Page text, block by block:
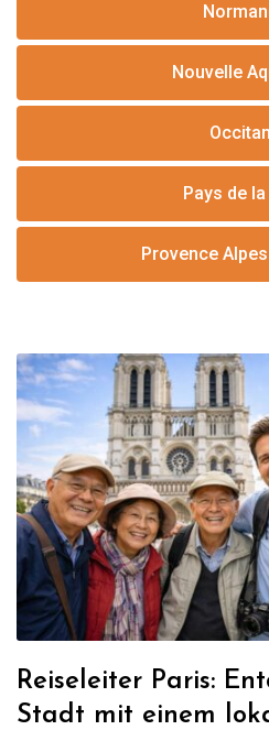
Nouvelle
Pays de
Provence
Reiseleiter Paris:
Stadt mit einem